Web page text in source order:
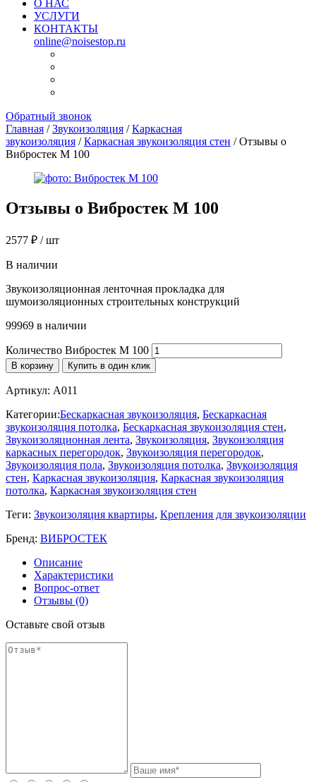
О НАС
УСЛУГИ
КОНТАКТЫ
online@noisestop.ru
Обратный звонок
Главная /Звукоизоляция /Каркасная
звукоизоляция /Каркасная звукоизоляция стен / Отзывы о
Вибростек М 100
Отзывы о Вибростек М 100
2577 ₽ / шт
В наличии
Звукоизоляционная ленточная прокладка для
шумоизоляционных строительных конструкций
99969 в наличии
Количество Вибростек М 100
В корзину Купить в один клик
Артикул: A011
Категории:Бескаркасная звукоизоляция, Бескаркасная
звукоизоляция потолка, Бескаркасная звукоизоляция стен,
Звукоизоляционная лента, Звукоизоляция, Звукоизоляция
каркасных перегородок, Звукоизоляция перегородок,
Звукоизоляция пола, Звукоизоляция потолка, Звукоизоляция
стен, Каркасная звукоизоляция, Каркасная звукоизоляция
потолка, Каркасная звукоизоляция стен
Теги: Звукоизоляция квартиры, Крепления для звукоизоляции
Бренд: ВИБРОСТЕК
Описание
Характеристики
Вопрос-ответ
Отзывы (0)
Оставьте свой отзыв